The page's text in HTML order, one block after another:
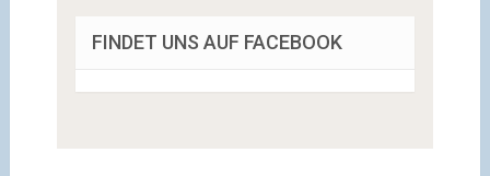
FINDET UNS AUF FACEBOOK